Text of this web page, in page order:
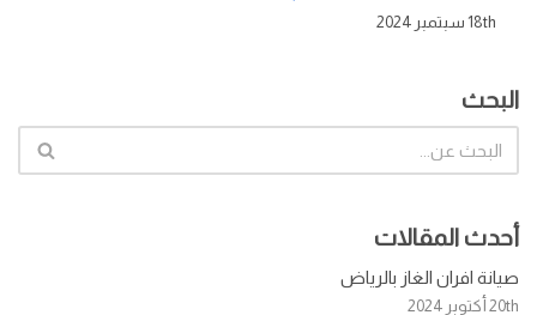
18th سبتمبر 2024
البحث
أحدث المقالات
صيانة افران الغاز بالرياض
20th أكتوبر 2024